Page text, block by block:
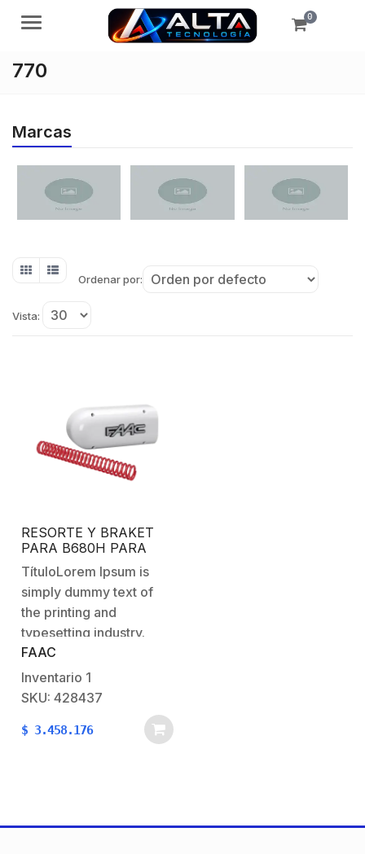
Menú 0
770
Marcas
Ordenar por:
Vista:
RESORTE Y BRAKET
PARA B680H PARA
BRAZOS DE 5.3 M O
MAS
TítuloLorem Ipsum is
simply dummy text of
the printing and
typesetting industry.
Lorem Ipsum has been
the industry’s standard
dummy text ever since
unknown printer took a
FAAC
Inventario 1
SKU: 428437
$ 3.458.176